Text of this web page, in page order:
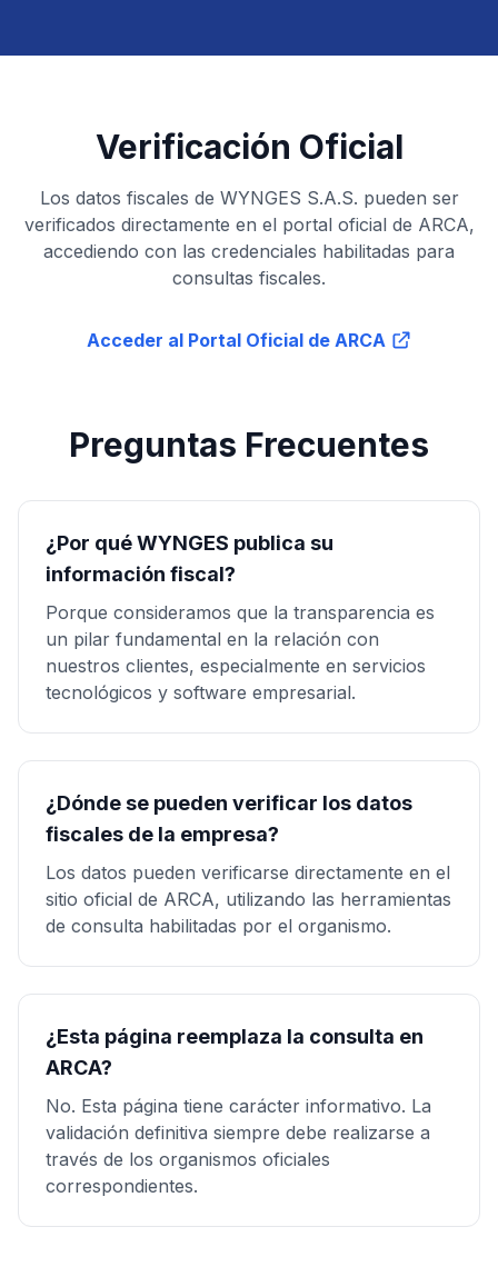
Verificación Oficial
Los datos fiscales de WYNGES S.A.S. pueden ser
verificados directamente en el portal oficial de ARCA,
accediendo con las credenciales habilitadas para
consultas fiscales.
Acceder al Portal Oficial de ARCA
Preguntas Frecuentes
¿Por qué WYNGES publica su
información fiscal?
Porque consideramos que la transparencia es
un pilar fundamental en la relación con
nuestros clientes, especialmente en servicios
tecnológicos y software empresarial.
¿Dónde se pueden verificar los datos
fiscales de la empresa?
Los datos pueden verificarse directamente en el
sitio oficial de ARCA, utilizando las herramientas
de consulta habilitadas por el organismo.
¿Esta página reemplaza la consulta en
ARCA?
No. Esta página tiene carácter informativo. La
validación definitiva siempre debe realizarse a
través de los organismos oficiales
correspondientes.